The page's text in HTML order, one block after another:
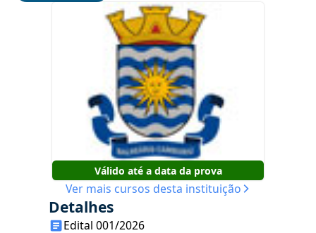
Válido até a data da prova
Ver mais cursos desta instituição
Detalhes
Edital 001/2026